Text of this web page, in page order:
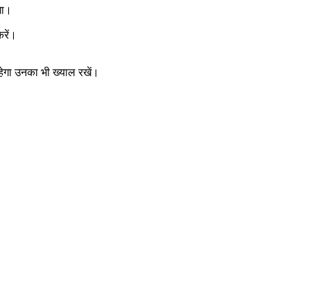
उनका भी ख्याल रखें।